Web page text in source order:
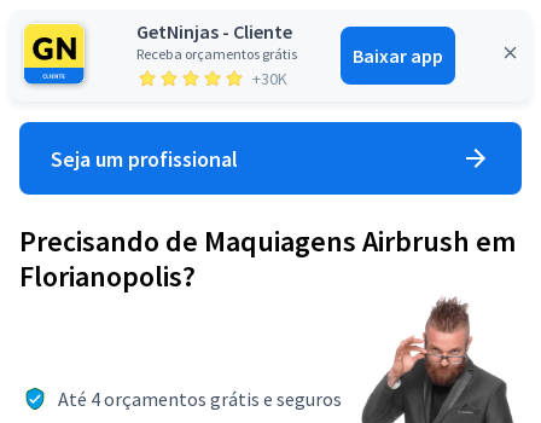
GetNinjas - Cliente
Receba orçamentos grátis
+30K
Baixar app
Entrar
Seja um profissional
Precisando de Maquiagens Airbrush em
Florianopolis?
Até 4 orçamentos grátis e seguros